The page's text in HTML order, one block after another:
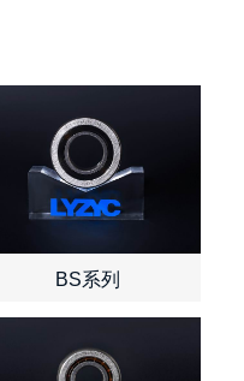
BS系列